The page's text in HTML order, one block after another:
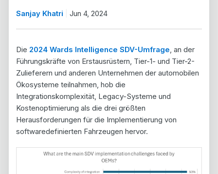
Sanjay Khatri Jun 4, 2024
Die 2024 Wards Intelligence SDV-Umfrage, an der
Führungskräfte von Erstausrüstern, Tier-1- und Tier-2-
Zulieferern und anderen Unternehmen der automobilen
Ökosysteme teilnahmen, hob die
Integrationskomplexität, Legacy-Systeme und
Kostenoptimierung als die drei größten
Herausforderungen für die Implementierung von
softwaredefinierten Fahrzeugen hervor.